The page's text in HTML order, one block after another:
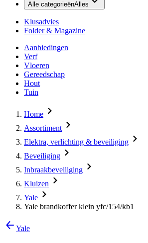
Alle categorieënAlles
Klusadvies
Folder & Magazine
Aanbiedingen
Verf
Vloeren
Gereedschap
Hout
Tuin
Home
Assortiment
Elektra, verlichting & beveiliging
Beveiliging
Inbraakbeveiliging
Kluizen
Yale
Yale brandkoffer klein yfc/154/kb1
Yale